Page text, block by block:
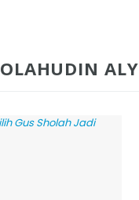
ALY